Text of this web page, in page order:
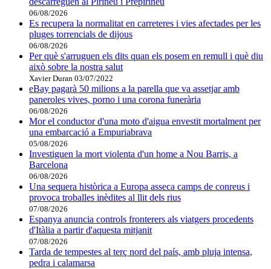
06/08/2026
Es recupera la normalitat en carreteres i vies afectades per les
pluges torrencials de dijous
06/08/2026
Per què s'arruguen els dits quan els posem en remull i què diu
això sobre la nostra salut
Xavier Duran 03/07/2022
eBay pagarà 50 milions a la parella que va assetjar amb
paneroles vives, porno i una corona funerària
06/08/2026
Mor el conductor d'una moto d'aigua envestit mortalment per
una embarcació a Empuriabrava
05/08/2026
Investiguen la mort violenta d'un home a Nou Barris, a
Barcelona
06/08/2026
Una sequera històrica a Europa asseca camps de conreus i
provoca troballes inèdites al llit dels rius
07/08/2026
Espanya anuncia controls fronterers als viatgers procedents
d'Itàlia a partir d'aquesta mitjanit
07/08/2026
Tarda de tempestes al terç nord del país, amb pluja intensa,
pedra i calamarsa